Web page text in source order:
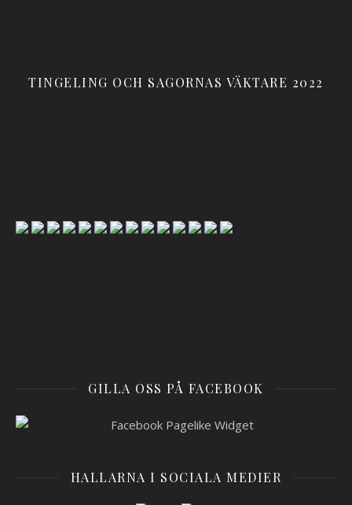
TINGELING OCH SAGORNAS VÄKTARE 2022
GILLA OSS PÅ FACEBOOK
HALLARNA I SOCIALA MEDIER